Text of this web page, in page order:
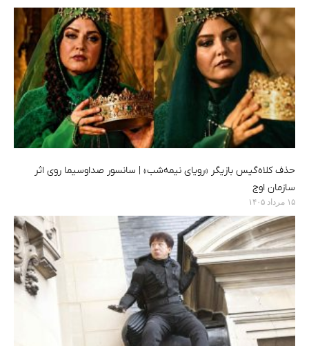
حذف کلاه‌گیس بازیگر «رویای نیمه‌شب» | سانسور صداوسیما روی اثر
سازمان اوج
۱۵ مرداد ۱۴۰۵